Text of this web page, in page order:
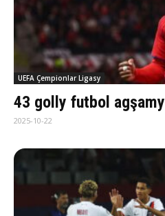
UEFA Çempionlar Ligasy
43 golly futbol agşamy
2025-10-22